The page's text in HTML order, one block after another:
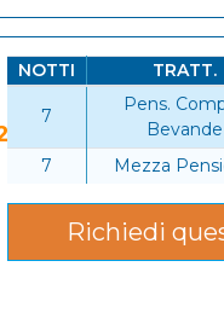
NOTTI TRATT.
7
Pens.
Bevande
7 Mezza
Richiedi